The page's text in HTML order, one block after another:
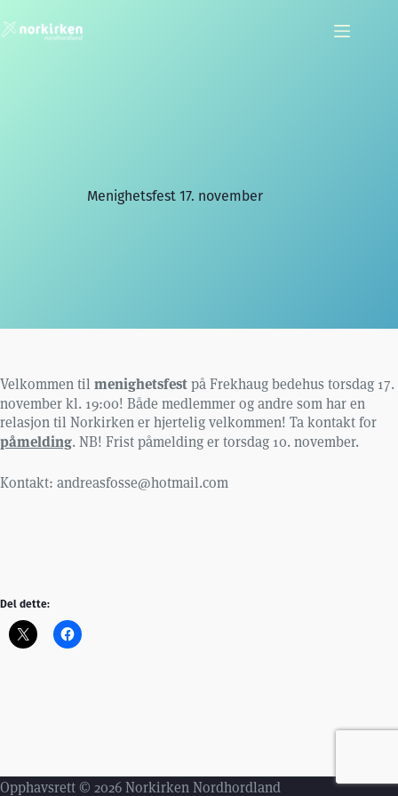
til
innholdet
Menighetsfest 17. november
Velkommen til menighetsfestpå Frekhaug bedehus torsdag 17.
november kl. 19:00! Både medlemmer og andre som har en
relasjon til Norkirken er hjertelig velkommen! Ta kontakt for
påmelding. NB! Frist påmelding er torsdag 10. november.
Kontakt: andreasfosse@hotmail.com
Del dette:
Opphavsrett © 2026 Norkirken Nordhordland